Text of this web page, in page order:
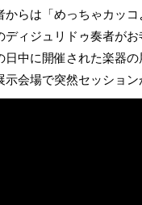
からは「めっちゃカッ
ディジュリドゥ奏者が
日中に開催された楽器
示会場で突然セッショ